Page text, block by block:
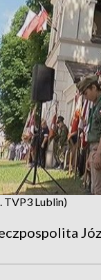
TVP3 Lublin)